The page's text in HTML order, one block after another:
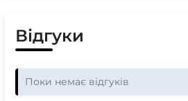
Відгуки
Поки немає відгуків